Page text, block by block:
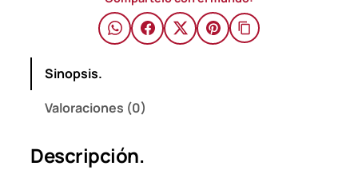
n
o
8
Sinopsis.
Valoraciones (0)
Descripción.